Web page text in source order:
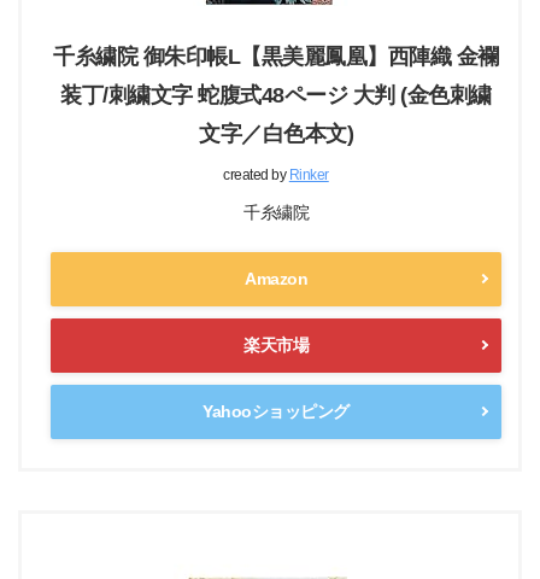
千糸繍院 御朱印帳L【黒美麗鳳凰】西陣織 金襴
装丁/刺繍文字 蛇腹式48ページ 大判 (金色刺繍
文字／白色本文)
created by Rinker
千糸繍院
Amazon
楽天市場
Yahooショッピング